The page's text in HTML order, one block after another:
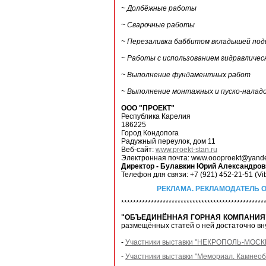
~ Долбёжные работы
~ Сварочные работы
~ Перезаливка баббитом вкладышей
~ Работы с использованием
~ Выполнение фундаментных работ
~ Выполнение монтажных и пуско-
ООО "ПРОЕКТ"
Республика Карелия
186225
Город Кондопога
Радужный переулок, дом 11
Веб-сайт: www.proekt-stan.ru
Электронная почта:
Директор - Булавкин Юрий
Телефон для связи: +7 (921) 452-21-51
РЕКЛАМА. РЕКЛАМОДАТЕЛЬ ООО
"ОБЪЕДИНЁННАЯ ГОРНАЯ
размещённых статей о ней достаточно
- Участники выставки "НЕКРОПОЛЬ-
- Участники выставки "Мемориал.